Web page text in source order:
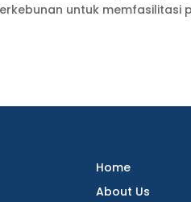
untuk
Home
About Us